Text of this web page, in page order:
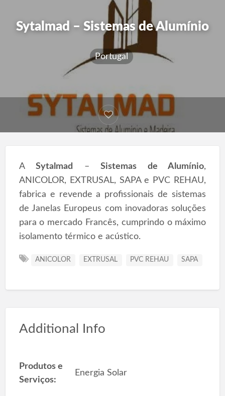
Sytalmad – Sistemas de Alumínio
Portugal
ASytalmad – Sistemas de Alumínio,
ANICOLOR, EXTRUSAL, SAPA e PVC REHAU,
fabrica e revende a profissionais de sistemas
de Janelas Europeus com inovadoras soluções
para o mercado Francês, cumprindo o máximo
isolamento térmico e acústico.
ANICOLOR EXTRUSAL PVC REHAU SAPA
Additional Info
Produtos e
Serviços:
Energia Solar